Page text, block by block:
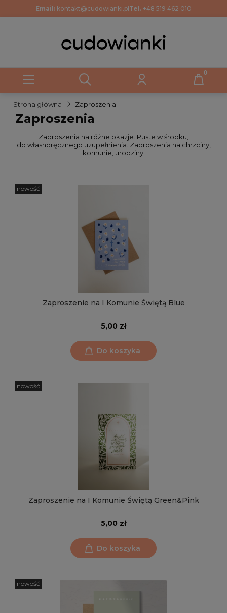
Email: kontakt@cudowianki.pl Tel. +48 519 462 010
Strona główna Zaproszenia
Zaproszenia
Zaproszenia na różne okazje. Puste w środku,
do własnoręcznego uzupełnienia. Zaproszenia na chrzciny,
komunie, urodziny.
Zaproszenie na I Komunie Świętą Blue
5,00 zł
Do koszyka
nowość
Zaproszenie na I Komunie Świętą Green&Pink
5,00 zł
Do koszyka
nowość
nowość